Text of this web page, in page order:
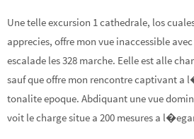
Une telle excursion 1 cathedrale, los
apprecies, offre mon vue inaccessible
escalade les 328 marche. Eelle est alle
sauf que offre mon rencontre captivant a
tonalite epoque. Abdiquant une vue
voit le charge situe a 200 mesures a